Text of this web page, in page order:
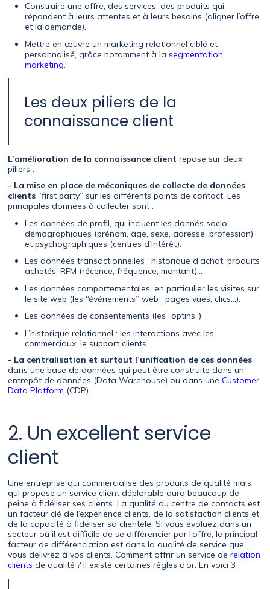
Construire une offre, des services, des produits qui
répondent à leurs attentes et à leurs besoins (aligner l’offre
et la demande).
Mettre en œuvre un marketing relationnel ciblé et
personnalisé, grâce notamment à lasegmentation
marketing
Les deux piliers de la
connaissance client
L’amélioration de la connaissance client repose sur deux
piliers :
- La mise en place de mécaniques de collecte de données
clients“first party” sur les différents points de contact. Les
principales données à collecter sont :
Les données de profil, qui incluent les donnés socio-
démographiques (prénom, âge, sexe, adresse, profession)
et psychographiques (centres d’intérêt).
Les données transactionnelles : historique d’achat, produits
achetés, RFM (récence, fréquence, montant)…
Les données comportementales, en particulier les visites sur
le site web (les “événements” web : pages vues, clics…).
Les données de consentements (les “optins”)
L’historique relationnel : les interactions avec les
commerciaux, le support clients…
- La centralisation et surtout l’unification de ces données
dans une base de données qui peut être construite dans un
entrepôt de données (Data Warehouse) ou dans uneCustomer
Data Platform (CDP).
2. Un excellent service
client
Une entreprise qui commercialise des produits de qualité mais
qui propose un service client déplorable aura beaucoup de
peine à fidéliser ses clients. La qualité du centre de contacts est
un facteur clé de l’expérience clients, de la satisfaction clients et
de la capacité à fidéliser sa clientèle. Si vous évoluez dans un
secteur où il est difficile de se différencier par l’offre, le principal
facteur de différenciation est dans la qualité de service que
vous délivrez à vos clients. Comment offrir un service derelation
clients de qualité ? Il existe certaines règles d’or. En voici 3 :